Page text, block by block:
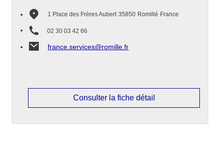
1 Place des Frères Aubert 35850 Romillé France
02 30 03 42 66
france.services@romille.fr
Consulter la fiche détail